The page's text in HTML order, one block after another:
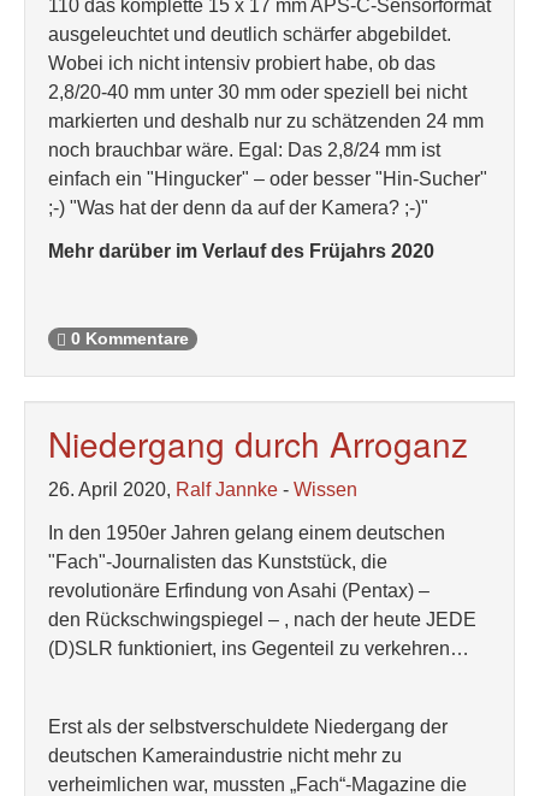
110 das komplette 15 x 17 mm APS-C-Sensorformat
ausgeleuchtet und deutlich schärfer abgebildet.
Wobei ich nicht intensiv probiert habe, ob das
2,8/20-40 mm unter 30 mm oder speziell bei nicht
markierten und deshalb nur zu schätzenden 24 mm
noch brauchbar wäre. Egal: Das 2,8/24 mm ist
einfach ein "Hingucker" – oder besser "Hin-Sucher"
;-) "Was hat der denn da auf der Kamera? ;-)"
Mehr darüber im Verlauf des Früjahrs 2020
0 Kommentare
Niedergang durch Arroganz
26. April 2020, Ralf Jannke - Wissen
In den 1950er Jahren gelang einem deutschen
"Fach"-Journalisten das Kunststück, die
revolutionäre Erfindung von Asahi (Pentax) –
den Rückschwingspiegel – , nach der heute JEDE
(D)SLR funktioniert, ins Gegenteil zu verkehren…
Erst als der selbstverschuldete Niedergang der
deutschen Kameraindustrie nicht mehr zu
verheimlichen war, mussten „Fach“-Magazine die